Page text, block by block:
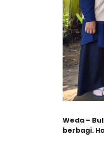
Weda –
berbagi.